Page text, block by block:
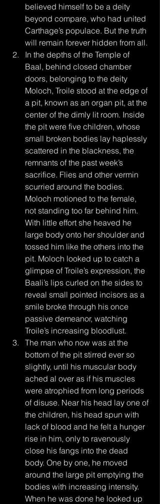
believed himself to be a deity
beyond compare, who had united
Carthage’s populace. But the truth
will remain forever hidden from all.
In the depths of the Temple of
Baal, behind closed chamber
doors, belonging to the deity
Moloch, Troile stood at the edge of
a pit, known as an organ pit, at the
center of the dimly lit room. Inside
the pit were five children, whose
small broken bodies lay haplessly
scattered in the blackness, the
remnants of the past week’s
sacrifice. Flies and other vermin
scurried around the bodies.
Moloch motioned to the female,
not standing too far behind him.
With little effort she heaved he
large body onto her shoulder and
tossed him like the others into the
pit. Moloch looked up to catch a
glimpse of Troile’s expression, the
Baali’s lips curled on the sides to
reveal small pointed incisors as a
smile broke through his once
passive demeanor, watching
Troile’s increasing bloodlust.
The man who now was at the
bottom of the pit stirred ever so
slightly, until his muscular body
ached al over as if his muscles
were atrophied from long periods
of disuse. Near his head lay one of
the children, his head spun with
lack of blood and he felt a hunger
rise in him, only to ravenously
close his fangs into the dead
body. One by one, he moved
around the large pit emptying the
bodies with increasing intensity.
When he was done he looked up